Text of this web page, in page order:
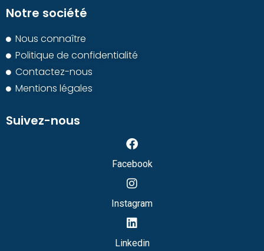
Notre société
Nous connaître
Politique de confidentialité
Contactez-nous
Mentions légales
Suivez-nous
Facebook
Instagram
Linkedin